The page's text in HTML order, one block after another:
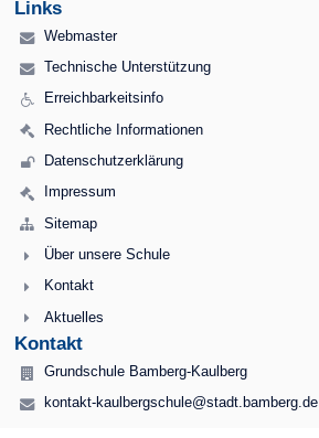
Links
Webmaster
Technische Unterstützung
Erreichbarkeitsinfo
Rechtliche Informationen
Datenschutzerklärung
Impressum
Sitemap
Über unsere Schule
Kontakt
Aktuelles
Kontakt
Grundschule Bamberg-Kaulberg
kontakt-kaulbergschule@stadt.bamberg.de